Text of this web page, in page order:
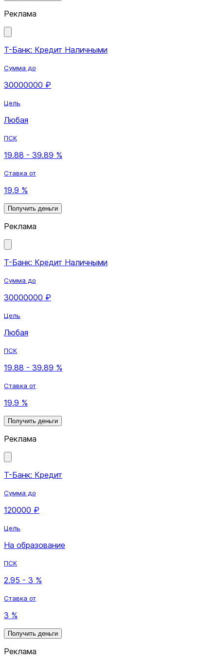
Реклама
Т-Банк: Кредит Наличными
Сумма до
30000000 ₽
Цель
Любая
ПСК
19.88 - 39.89 %
Ставка от
19,9 %
Получить деньги
Реклама
Т-Банк: Кредит Наличными
Сумма до
30000000 ₽
Цель
Любая
ПСК
19.88 - 39.89 %
Ставка от
19,9 %
Получить деньги
Реклама
Т-Банк: Кредит
Сумма до
120000 ₽
Цель
На образование
ПСК
2.95 - 3 %
Ставка от
3 %
Получить деньги
Реклама